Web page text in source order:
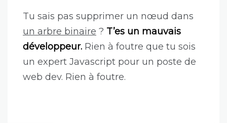
Tu sais pas supprimer un nœud dans
un arbre binaire ? T’es un mauvais
développeur. Rien à foutre que tu sois
un expert Javascript pour un poste de
web dev. Rien à foutre.